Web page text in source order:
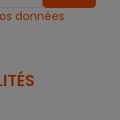
données